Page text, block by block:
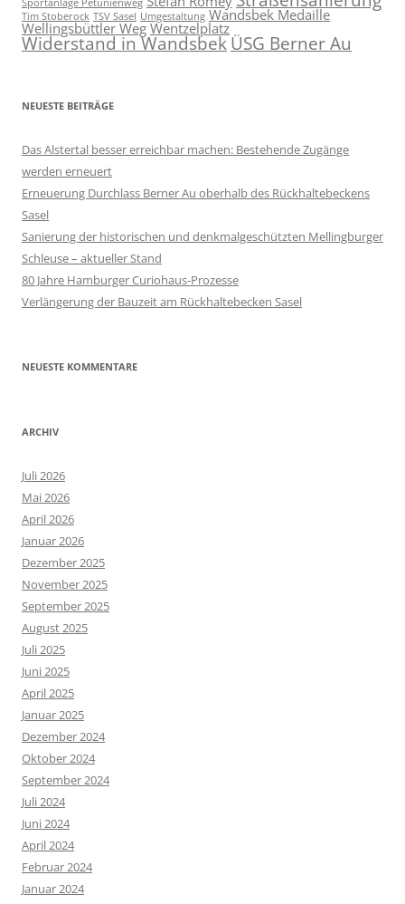
Sportanlage Petunienweg
Tim Stoberock TSV Sasel Umgestaltung Wandsbek Medaille
Wellingsbüttler WegWentzelplatz
Widerstand in Wandsbek ÜSG Berner Au
NEUESTE BEITRÄGE
Das Alstertal besser erreichbar machen: Bestehende Zugänge
werden erneuert
Erneuerung Durchlass Berner Au oberhalb des Rückhalte­beckens
Sasel
Sanierung der historischen und denkmalgeschützten Mellingburger
Schleuse – aktueller Stand
80 Jahre Hamburger Curiohaus-Prozesse
Verlängerung der Bauzeit am Rückhaltebecken Sasel
NEUESTE KOMMENTARE
ARCHIV
Juli 2026
Mai 2026
April 2026
Januar 2026
Dezember 2025
November 2025
September 2025
August 2025
Juli 2025
Juni 2025
April 2025
Januar 2025
Dezember 2024
Oktober 2024
September 2024
Juli 2024
Juni 2024
April 2024
Februar 2024
Januar 2024